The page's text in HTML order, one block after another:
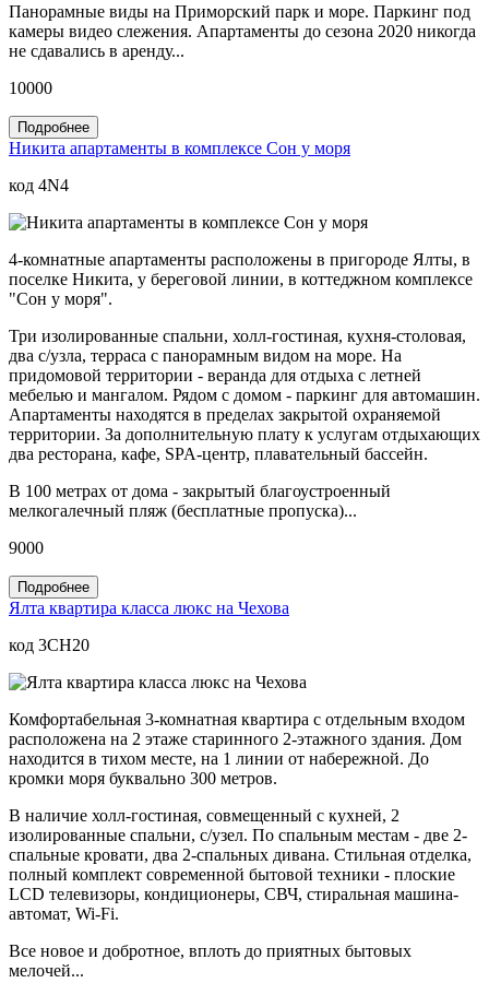
Панорамные виды на Приморский парк и море. Паркинг под
камеры видео слежения. Апартаменты до сезона 2020 никогда
не сдавались в аренду...
10000
Подробнее
Никита апартаменты в комплексе Сон у моря
код 4N4
4-комнатные апартаменты расположены в пригороде Ялты, в
поселке Никита, у береговой линии, в коттеджном комплексе
"Сон у моря".
Три изолированные спальни, холл-гостиная, кухня-столовая,
два с/узла, терраса с панорамным видом на море. На
придомовой территории - веранда для отдыха с летней
мебелью и мангалом. Рядом с домом - паркинг для автомашин.
Апартаменты находятся в пределах закрытой охраняемой
территории. За дополнительную плату к услугам отдыхающих
два ресторана, кафе, SPA-центр, плавательный бассейн.
В 100 метрах от дома - закрытый благоустроенный
мелкогалечный пляж (бесплатные пропуска)...
9000
Подробнее
Ялта квартира класса люкс на Чехова
код 3CH20
Комфортабельная 3-комнатная квартира с отдельным входом
расположена на 2 этаже старинного 2-этажного здания. Дом
находится в тихом месте, на 1 линии от набережной. До
кромки моря буквально 300 метров.
В наличие холл-гостиная, совмещенный с кухней, 2
изолированные спальни, с/узел. По спальным местам - две 2-
спальные кровати, два 2-спальных дивана. Стильная отделка,
полный комплект современной бытовой техники - плоские
LCD телевизоры, кондиционеры, СВЧ, стиральная машина-
автомат, Wi-Fi.
Все новое и добротное, вплоть до приятных бытовых
мелочей...